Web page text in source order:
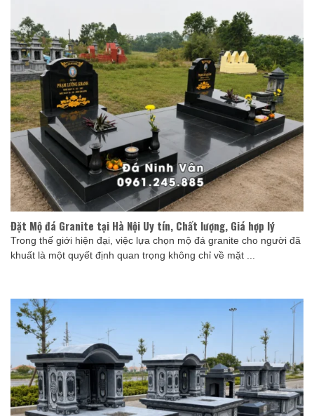
Đặt Mộ đá Granite tại Hà Nội Uy tín, Chất lượng, Giá hợp lý
Trong thế giới hiện đại, việc lựa chọn mộ đá granite cho người đã
khuất là một quyết định quan trọng không chỉ về mặt ...